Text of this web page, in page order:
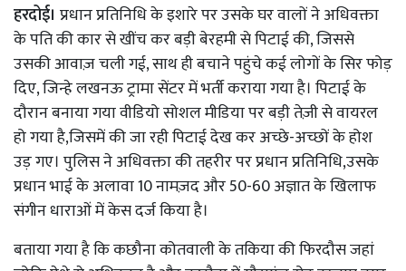
हरदोई। प्रधान प्रतिनिधि के इशारे पर उसके घर वालों ने अधिवक्ता
के पति की कार से खींच कर बड़ी बेरहमी से पिटाई की, जिससे
उसकी आवाज़ चली गई, साथ ही बचाने पहुंचे कई लोगों के सिर फोड़
दिए, जिन्हे लखनऊ ट्रामा सेंटर में भर्ती कराया गया है। पिटाई के
दौरान बनाया गया वीडियो सोशल मीडिया पर बड़ी तेज़ी से वायरल
हो गया है,जिसमें की जा रही पिटाई देख कर अच्छे-अच्छों के होश
उड़ गए। पुलिस ने अधिवक्ता की तहरीर पर प्रधान प्रतिनिधि,उसके
प्रधान भाई के अलावा 10 नामज़द और 50-60 अज्ञात के खिलाफ
संगीन धाराओं में केस दर्ज किया है।
बताया गया है कि कछौना कोतवाली के तकिया की फिरदौस जहां